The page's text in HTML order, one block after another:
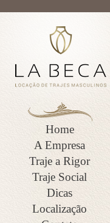
Home
A Empresa
Traje a Rigor
Traje Social
Dicas
Localização